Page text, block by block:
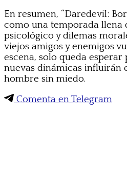
En resumen, “Daredevil:
como una temporada llena
psicológico y dilemas
viejos amigos y enemigos
escena, solo queda esperar
nuevas dinámicas influirán
hombre sin miedo.
Comenta en Telegram